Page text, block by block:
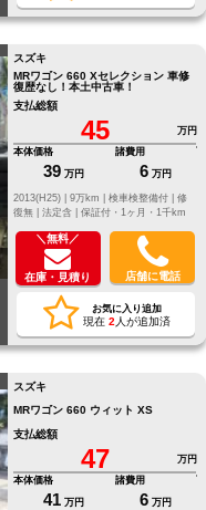
スズキ
MRワゴン 660 Xセレクション 車修
復歴なし！本土中古車！
支払総額
45
万円
本体価格
39 万円
諸費用
6 万円
修
復無 | 法定含 | 保証付・1ヶ月・1千km
＼無料／
在庫・見積り 店舗に電話
お気に入り追加
現在 2 人が追加済
スズキ
MRワゴン 660 ウィット XS
支払総額
47
万円
本体価格
41 万円
諸費用
6 万円